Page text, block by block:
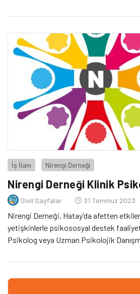
İş İlanı Nirengi Derneği
Nirengi Derneği Klinik
Sivil Sayfalar 31 Temmuz 2023
Nirengi Derneği, Hatay'da afetten
yetişkinlerle psikososyal destek
Psikolog veya Uzman Psikolojik